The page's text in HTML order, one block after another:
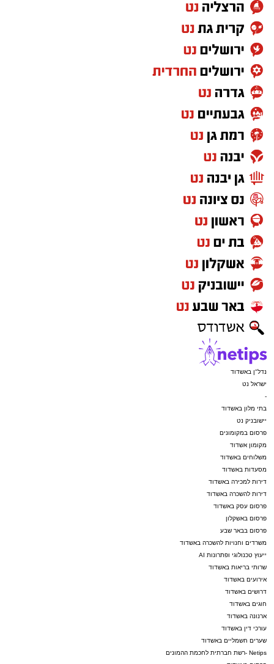
נדל"ן באשדוד
ישראל נט
-
בתי מלון באשדוד
יישובניק נט
פרסום במקומונים
מקומון אשדוד
משלוחים באשדוד
מסעדות באשדוד
דירות למכירה באשדוד
דירות להשכרה באשדוד
פרסום עסק באשדוד
פרסום באשקלון
פרסום בבאר שבע
משרדים וחנויות להשכרה באשדוד
ייעוץ טכנולוגי ופתרונות AI
שרותי בריאות באשדוד
אירועים באשדוד
דרושים באשדוד
חוגים באשדוד
ארנונה באשדוד
עורכי דין באשדוד
שערים חשמליים באשדוד
Netips -רשת חברתית לחכמת ההמונים